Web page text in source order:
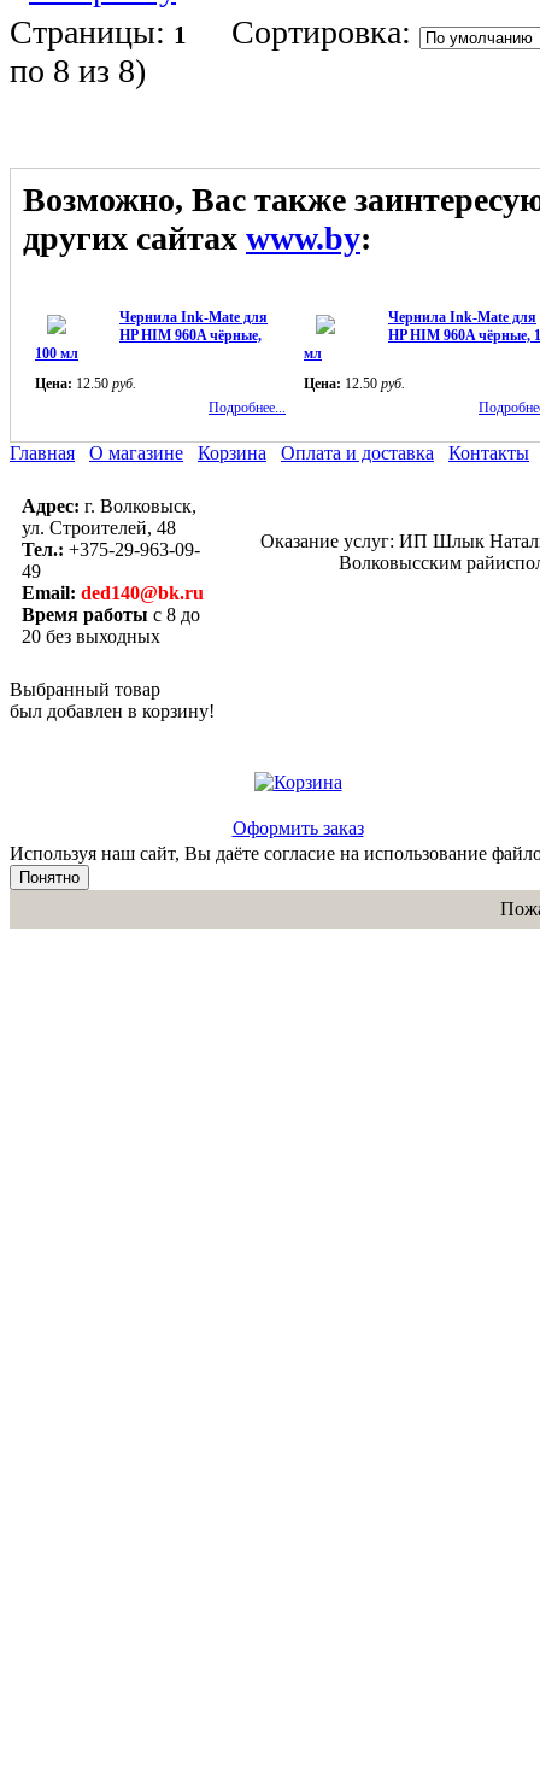
Страницы: 1
Сортировка:
по 8 из 8)
Возможно, Вас также
других сайтах www.by:
Чернила Ink-Mate для
HP HIM 960A чёрные,
100 мл
Цена: 12.50 руб.
Подробнее...
Чернила Ink-Mate для
HP HIM 960A чёрные,
мл
Цена: 12.50 руб.
Главная О магазине Корзина Оплата и доставка Контакты
Адрес: г. Волковыск,
ул. Строителей, 48
Тел.: +375-29-963-09-
49
Email: ded140@bk.ru
Время работы с 8 до
20 без выходных
Оказание услуг: ИП Шлык
Волковысским
Выбранный товар
был добавлен в корзину!
Оформить заказ
Используя наш сайт, Вы даёте согласие на использование
Понятно